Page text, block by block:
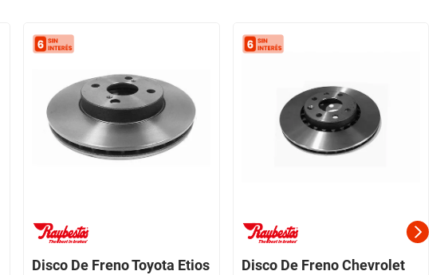
Disco De Freno Toyota Etios
Disco De Freno Chevrolet